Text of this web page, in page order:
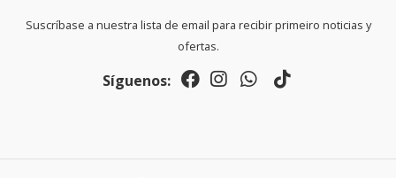
Suscríbase a nuestra lista de email para recibir primeiro noticias y
ofertas.
Síguenos: